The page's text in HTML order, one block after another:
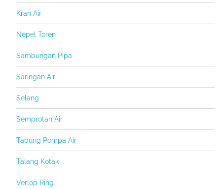
Kran Air
Nepel Toren
Sambungan Pipa
Saringan Air
Selang
Semprotan Air
Tabung Pompa Air
Talang Kotak
Verlop Ring